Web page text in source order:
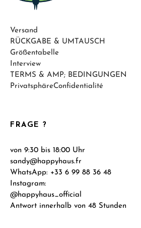
FRAGE ?
von 9:30 bis 18:00 Uhr
sandy@happyhaus.fr
WhatsApp: +33 6 99 88 36 48
Instagram:
@happyhaus_official
Antwort innerhalb von 48 Stunden
Versand
RÜCKGABE & UMTAUSCH
Größentabelle
Interview
TERMS & AMP; BEDINGUNGEN
PrivatsphäreConfidentialité